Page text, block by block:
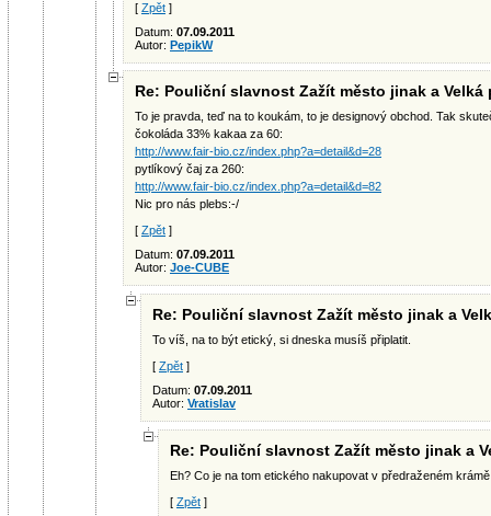
[ Zpět ]
Datum: 07.09.2011
Autor: PepikW
Re: Pouliční slavnost Zažít město jinak a
To je pravda, teď na to koukám, to je designový obchod. Tak
čokoláda 33% kakaa za 60:
http://www.fair-bio.cz/index.php?a=detail&d=28
pytlíkový čaj za 260:
http://www.fair-bio.cz/index.php?a=detail&d=82
Nic pro nás plebs:-/
[ Zpět ]
Datum: 07.09.2011
Autor: Joe-CUBE
Re: Pouliční slavnost Zažít město jinak a
To víš, na to být etický, si dneska musíš připlatit.
[ Zpět ]
Datum: 07.09.2011
Autor: Vratislav
Re: Pouliční slavnost Zažít město jinak a
Eh? Co je na tom etického nakupovat v předraženém
[ Zpět ]